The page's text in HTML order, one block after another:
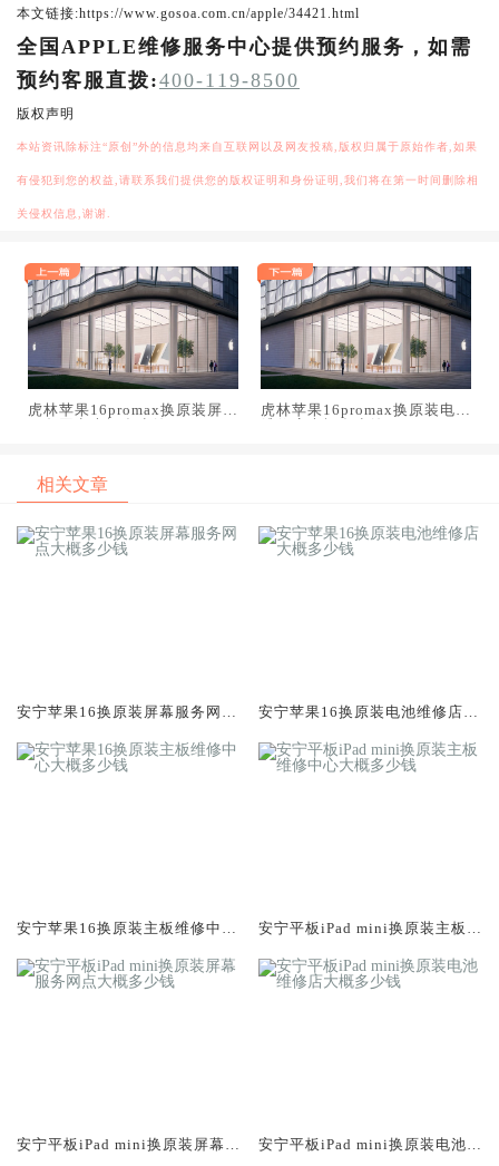
本文链接:https://www.gosoa.com.cn/apple/34421.html
全国APPLE维修服务中心提供预约服务，如需
预约客服直拨:400-119-8500
版权声明
本站资讯除标注“原创”外的信息均来自互联网以及网友投稿,版权归属于原始作者,如果
有侵犯到您的权益,请联系我们提供您的版权证明和身份证明,我们将在第一时间删除相
关侵权信息,谢谢.
虎林苹果16promax换原装屏幕
虎林苹果16promax换原装电池
相关文章
安宁苹果16换原装屏幕服务网点
安宁苹果16换原装电池维修店大
安宁苹果16换原装主板维修中心
安宁平板iPad mini换原装主板维
安宁平板iPad mini换原装屏幕服
安宁平板iPad mini换原装电池维